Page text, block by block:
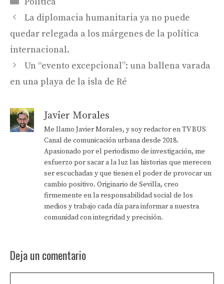
La diplomacia humanitaria ya no puede
quedar relegada a los márgenes de la política
internacional.
Un “evento excepcional”: una ballena varada
en una playa de la isla de Ré
Javier Morales
Me llamo Javier Morales, y soy redactor en TV BUS
Canal de comunicación urbana desde 2018.
Apasionado por el periodismo de investigación, me
esfuerzo por sacar a la luz las historias que merecen
ser escuchadas y que tienen el poder de provocar un
cambio positivo. Originario de Sevilla, creo
firmemente en la responsabilidad social de los
medios y trabajo cada día para informar a nuestra
comunidad con integridad y precisión.
Deja un comentario